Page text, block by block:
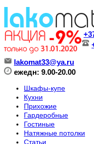
lakomat33@ya.ru
ежедн: 9.00-20.00
Шкафы-купе
Кухни
Прихожие
Гардеробные
Гостиные
Натяжные потолки
Статьи